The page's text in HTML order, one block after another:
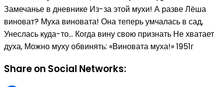
Замечанье в дневнике Из-за этой мухи! А разве Лёша
виноват? Муха виновата! Она теперь умчалась в сад,
Унеслась куда-то… Когда вину свою признать Не хватает
духа, Можно муху обвинять: «Виновата муха!» 1951г
Share on Social Networks: